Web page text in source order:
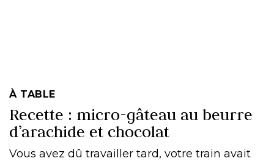
À TABLE
Recette : micro-gâteau au beurre
d’arachide et chocolat
Vous avez dû travailler tard, votre train avait